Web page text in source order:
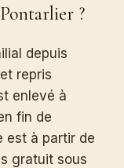
?
depuis
repris
enlevé à
fin de
est à partir de
gratuit sous